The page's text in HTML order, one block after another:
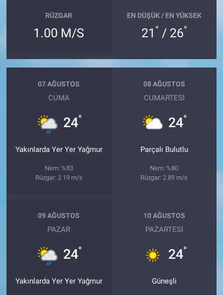
RÜZGAR
1.00 M/S
EN DÜŞÜK / EN YÜKSEK
21 ° / 26°
07 AĞUSTOS
CUMA
24°
Yakınlarda Yer Yer Yağmur
Nem: %83
Rüzgar: 2.19 m/s
08 AĞUSTOS
CUMARTESI
24°
Parçalı Bulutlu
Nem: %80
Rüzgar: 2.89 m/s
09 AĞUSTOS
PAZAR
24°
Yakınlarda Yer Yer Yağmur
10 AĞUSTOS
PAZARTESI
24°
Güneşli